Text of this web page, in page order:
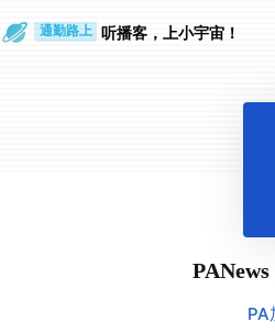
通勤路上 听播客，上小宇宙！
PA